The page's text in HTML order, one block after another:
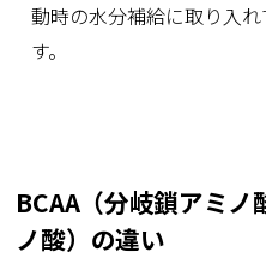
動時の水分補給に取り入
す。
BCAA（分岐鎖アミノ
ノ酸）の違い